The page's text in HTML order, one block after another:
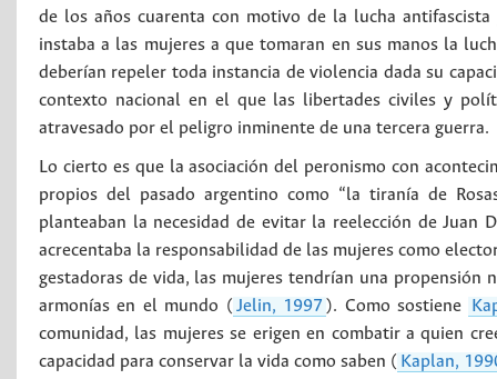
de los años cuarenta con motivo de la lucha
instaba a las mujeres a que tomaran en sus manos la
deberían repeler toda instancia de violencia dada su
contexto nacional en el que las libertades civiles y
atravesado por el peligro inminente de una tercera guerra.
Lo cierto es que la asociación del peronismo con
propios del pasado argentino como “la tiranía de
planteaban la necesidad de evitar la reelección de Juan
acrecentaba la responsabilidad de las mujeres como
gestadoras de vida, las mujeres tendrían una
armonías en el mundo ( Jelin, 1997 ). Como sostiene
comunidad, las mujeres se erigen en combatir a quien
capacidad para conservar la vida como saben ( Kaplan,